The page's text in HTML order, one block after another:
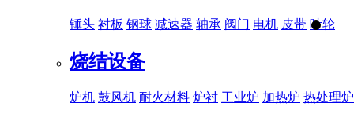
锤头 衬板 钢球 减速器 轴承 阀门 电机 皮带 叶轮
烧结设备
炉机 鼓风机 耐火材料 炉衬 工业炉 加热炉 热处理炉